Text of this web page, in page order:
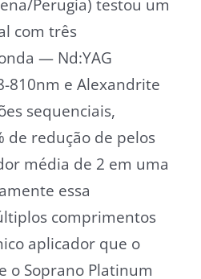
Perugia) testou um
com três
— Nd:YAG
810nm e Alexandrite
sequenciais,
de redução de pelos
média de 2 em uma
essa
comprimentos
aplicador que o
o Soprano Platinum